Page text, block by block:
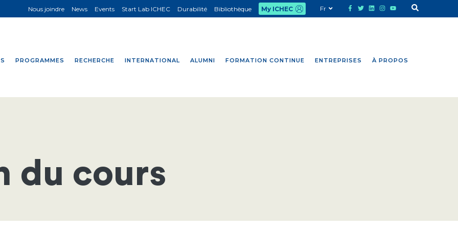
PROGRAMMES RECHERCHE INTERNATIONAL ALUMNI FORMATION CONTINUE ENTREPRISES À PROPOS
Nous joindre News Events Start Lab ICHEC Durabilité Bibliothèque My ICHEC Fr
du cours